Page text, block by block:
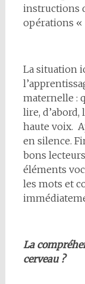
instructions
opérations «
La situation
maternelle :
lire,
haute voix.
en silence.
bons
éléments
les mots et
La
cerveau ?